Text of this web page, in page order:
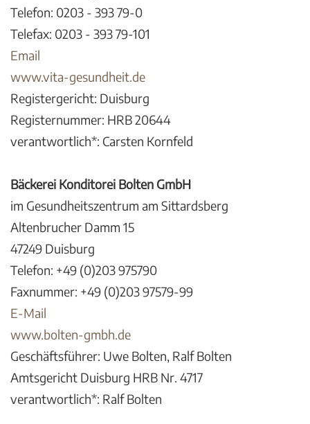
Telefon: 0203 - 393 79-0
Telefax: 0203 - 393 79-101
Email
www.vita-gesundheit.de
Registergericht: Duisburg
Registernummer: HRB 20644
verantwortlich*: Carsten Kornfeld
Bäckerei Konditorei Bolten GmbH
im Gesundheitszentrum am Sittardsberg
Altenbrucher Damm 15
47249 Duisburg
Telefon: +49 (0)203 975790
Faxnummer: +49 (0)203 97579-99
E-Mail
www.bolten-gmbh.de
Geschäftsführer: Uwe Bolten, Ralf Bolten
Amtsgericht Duisburg HRB Nr. 4717
verantwortlich*: Ralf Bolten